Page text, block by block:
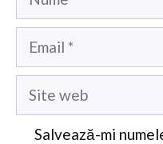
web
Salvează-mi